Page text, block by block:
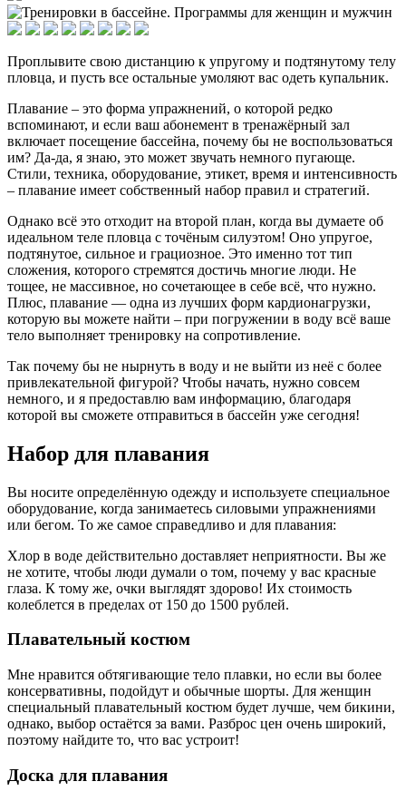
Проплывите свою дистанцию к упругому и подтянутому телу
пловца, и пусть все остальные умоляют вас одеть купальник.
Плавание – это форма упражнений, о которой редко
вспоминают, и если ваш абонемент в тренажёрный зал
включает посещение бассейна, почему бы не воспользоваться
им? Да-да, я знаю, это может звучать немного пугающе.
Стили, техника, оборудование, этикет, время и интенсивность
– плавание имеет собственный набор правил и стратегий.
Однако всё это отходит на второй план, когда вы думаете об
идеальном теле пловца с точёным силуэтом! Оно упругое,
подтянутое, сильное и грациозное. Это именно тот тип
сложения, которого стремятся достичь многие люди. Не
тощее, не массивное, но сочетающее в себе всё, что нужно.
Плюс, плавание — одна из лучших форм кардионагрузки,
которую вы можете найти – при погружении в воду всё ваше
тело выполняет тренировку на сопротивление.
Так почему бы не нырнуть в воду и не выйти из неё с более
привлекательной фигурой? Чтобы начать, нужно совсем
немного, и я предоставлю вам информацию, благодаря
которой вы сможете отправиться в бассейн уже сегодня!
Набор для плавания
Вы носите определённую одежду и используете специальное
оборудование, когда занимаетесь силовыми упражнениями
или бегом. То же самое справедливо и для плавания:
Хлор в воде действительно доставляет неприятности. Вы же
не хотите, чтобы люди думали о том, почему у вас красные
глаза. К тому же, очки выглядят здорово! Их стоимость
колеблется в пределах от 150 до 1500 рублей.
Плавательный костюм
Мне нравится обтягивающие тело плавки, но если вы более
консервативны, подойдут и обычные шорты. Для женщин
специальный плавательный костюм будет лучше, чем бикини,
однако, выбор остаётся за вами. Разброс цен очень широкий,
поэтому найдите то, что вас устроит!
Доска для плавания